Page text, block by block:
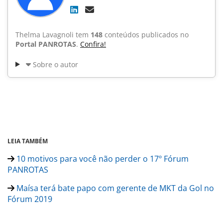
Thelma Lavagnoli tem 148 conteúdos publicados no
Portal PANROTAS. Confira!
Sobre o autor
LEIA TAMBÉM
10 motivos para você não perder o 17º Fórum
PANROTAS
Maísa terá bate papo com gerente de MKT da Gol no
Fórum 2019